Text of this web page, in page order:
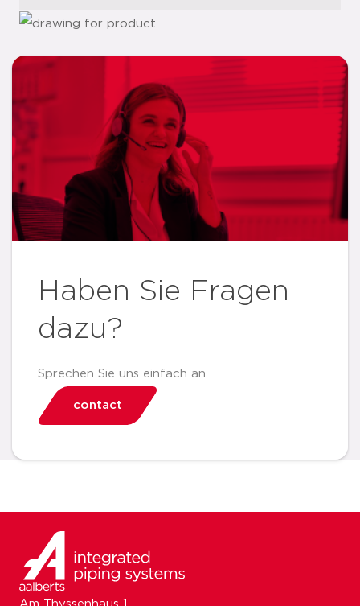
Haben Sie Fragen
dazu?
Sprechen Sie uns einfach an.
contact